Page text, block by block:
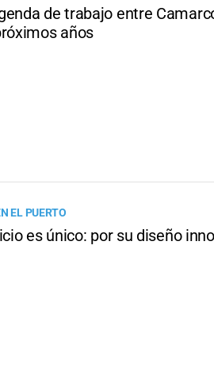
de trabajo entre
años
EL PUERTO
es único: por su diseño